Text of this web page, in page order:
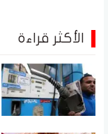
الأكثر قراءة